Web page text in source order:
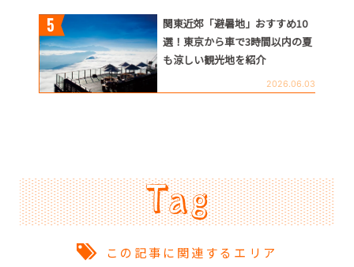
関東近郊「避暑地」おすすめ10
選！東京から車で3時間以内の夏
も涼しい観光地を紹介
2026.06.03
この記事に関連するエリア